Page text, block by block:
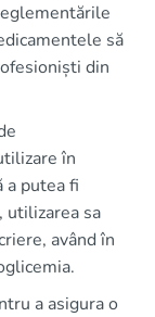
să
din
în
putea fi
utilizarea sa
având în
a asigura o